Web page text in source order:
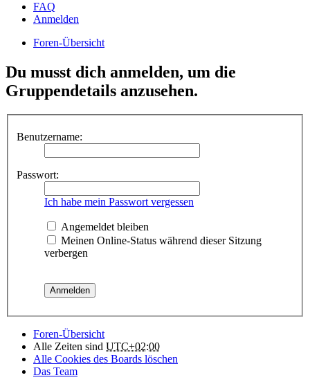
FAQ
Anmelden
Foren-Übersicht
Du musst dich anmelden, um die
Gruppendetails anzusehen.
Benutzername:
Passwort:
Ich habe mein Passwort vergessen
Angemeldet bleiben
Meinen Online-Status während dieser Sitzung
verbergen
Foren-Übersicht
Alle Zeiten sind UTC+02:00
Alle Cookies des Boards löschen
Das Team